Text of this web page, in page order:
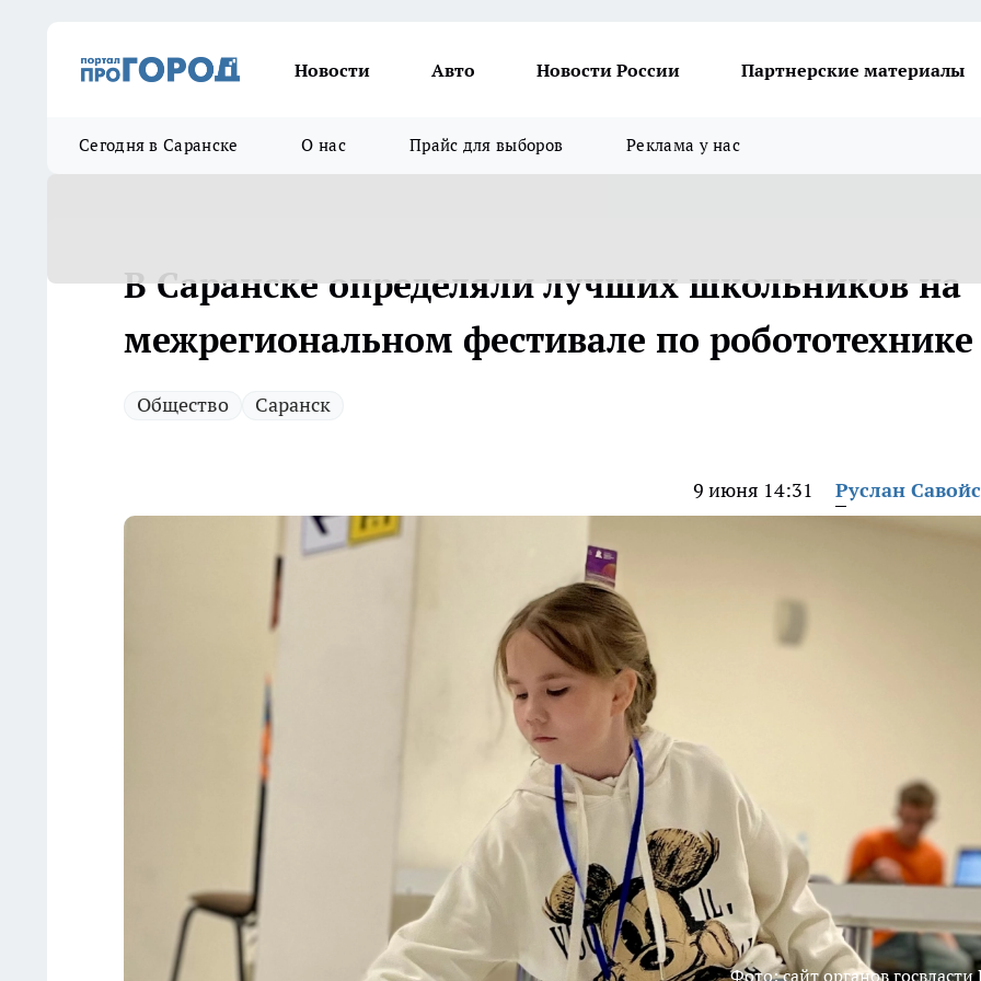
Новости Авто Новости России Партнерские материалы
Сегодня в Саранске О нас Прайс для выборов Реклама у нас
В Саранске определяли лучших школьников на
межрегиональном фестивале по робототехнике
Общество Саранск
9 июня 14:31 Руслан
Фото: сайт органов